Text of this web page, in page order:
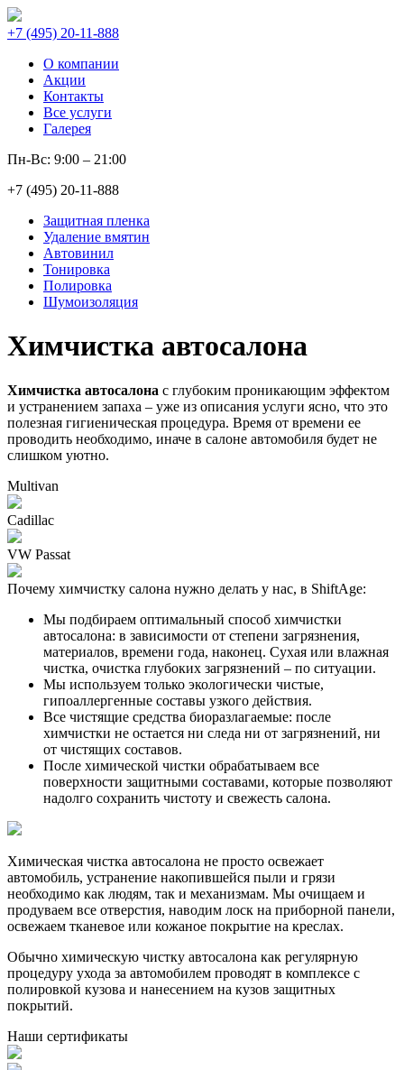
+7 (495) 20-11-888
О компании
Акции
Контакты
Все услуги
Галерея
Пн-Вс: 9:00 – 21:00
+7 (495) 20-11-888
Защитная пленка
Удаление вмятин
Автовинил
Тонировка
Полировка
Шумоизоляция
Химчистка автосалона
Химчистка автосалона с глубоким проникающим эффектом
и устранением запаха – уже из описания услуги ясно, что это
полезная гигиеническая процедура. Время от времени ее
проводить необходимо, иначе в салоне автомобиля будет не
слишком уютно.
Multivan
Cadillac
VW Passat
Почему химчистку салона нужно делать у нас, в ShiftAge:
Мы подбираем оптимальный способ химчистки
автосалона: в зависимости от степени загрязнения,
материалов, времени года, наконец. Сухая или влажная
чистка, очистка глубоких загрязнений – по ситуации.
Мы используем только экологически чистые,
гипоаллергенные составы узкого действия.
Все чистящие средства биоразлагаемые: после
химчистки не остается ни следа ни от загрязнений, ни
от чистящих составов.
После химической чистки обрабатываем все
поверхности защитными составами, которые позволяют
надолго сохранить чистоту и свежесть салона.
Химическая чистка автосалона не просто освежает
автомобиль, устранение накопившейся пыли и грязи
необходимо как людям, так и механизмам. Мы очищаем и
продуваем все отверстия, наводим лоск на приборной панели,
освежаем тканевое или кожаное покрытие на креслах.
Обычно химическую чистку автосалона как регулярную
процедуру ухода за автомобилем проводят в комплексе с
полировкой кузова и нанесением на кузов защитных
покрытий.
Наши сертификаты